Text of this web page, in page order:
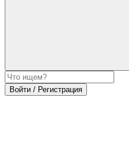
Войти / Регистрация